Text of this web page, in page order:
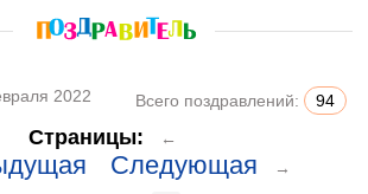
2022 Всего поздравлений: 94
Страницы: ←
Следующая →